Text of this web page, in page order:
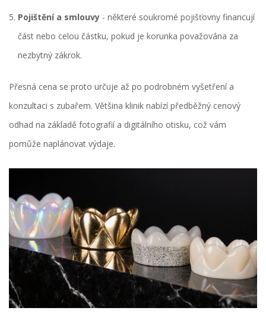
Pojištění a smlouvy - některé soukromé pojišťovny financují
část nebo celou částku, pokud je korunka považována za
nezbytný zákrok.
Přesná cena se proto určuje až po podrobném vyšetření a
konzultaci s zubařem. Většina klinik nabízí předběžný cenový
odhad na základě fotografií a digitálního otisku, což vám
pomůže naplánovat výdaje.